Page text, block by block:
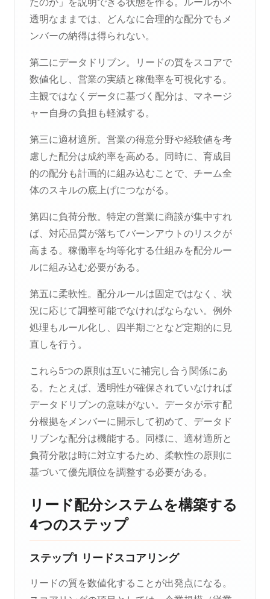
透明なままでは、どんなに合理的な配分でもメ
ンバーの納得は得られない。
第二にデータドリブン。リードの質をスコアで
数値化し、営業の実績と稼働率を可視化する。
主観ではなくデータに基づく配分は、マネージ
ャー自身の負担も軽減する。
第三に適材適所。営業の得意分野や経験値を考
慮した配分は成約率を高める。同時に、育成目
的の配分も計画的に組み込むことで、チーム全
体のスキルの底上げにつながる。
第四に負荷分散。特定の営業に商談が集中すれ
ば、対応品質が落ちてバーンアウトのリスクが
高まる。稼働率を均等化する仕組みを配分ルー
ルに組み込む必要がある。
第五に柔軟性。配分ルールは固定ではなく、状
況に応じて調整可能でなければならない。例外
処理もルール化し、四半期ごとなど定期的に見
直しを行う。
これら5つの原則は互いに補完し合う関係にあ
る。たとえば、透明性が確保されていなければ
データドリブンの意味がない。データが示す配
分根拠をメンバーに開示して初めて、データド
リブンな配分は機能する。同様に、適材適所と
負荷分散は時に対立するため、柔軟性の原則に
基づいて優先順位を調整する必要がある。
リード配分システムを構築する
4つのステップ
ステップ1 リードスコアリング
リードの質を数値化することが出発点になる。